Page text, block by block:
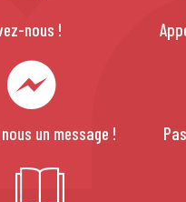
nous !
un message !